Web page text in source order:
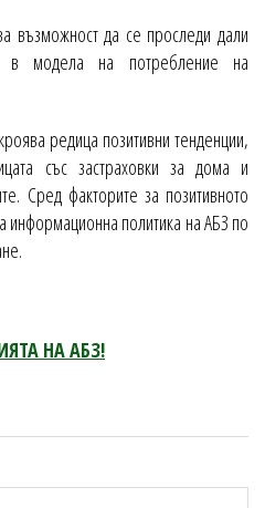
възможност да се проследи дали
модела на потребление на
редица позитивни тенденции,
със застраховки за дома и
Сред факторите за позитивното
информационна политика на АБЗ по
НА АБЗ!